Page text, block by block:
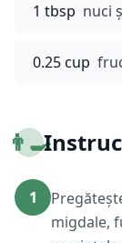
1 tbsp nuci
0.25 cup
👨‍🍳
1
migdale,